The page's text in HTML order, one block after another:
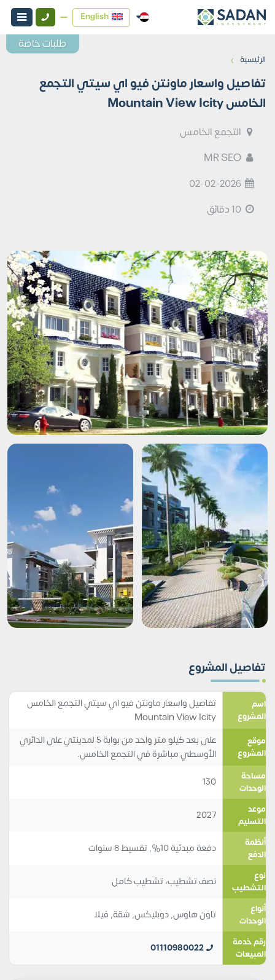
English
الرئيسية ›
تفاصيل واسعار ماونتن فيو اي سيتي التجمع
الخامس Mountain View Icity
التجمع الخامس
MR SEO
02-02-2026
تفاصيل المشروع
اسم
المشروع
تفاصيل واسعار ماونتن فيو اي سيتي التجمع الخامس
Mountain View Icity
موقع
المشروع
على بعد كيلو متر واحد من بوابة 5 لمدينتي على الدائري
الأوسطي مباشرة في التجمع الخامس.
مساحة
الوحدات
130
موعد
التسليم
2027
أنظمة
الدفع
دفعة مبدئية 10%, تقسيط 8 سنوات
نوع
التشطيب
نصف تشطيب، تشطيب كامل
أنواع
الوحدات
تاون هاوس,دوبليكس, شقة, فيلا
رقم خدمة
المبيعات
01110980022
طلبات خاصة